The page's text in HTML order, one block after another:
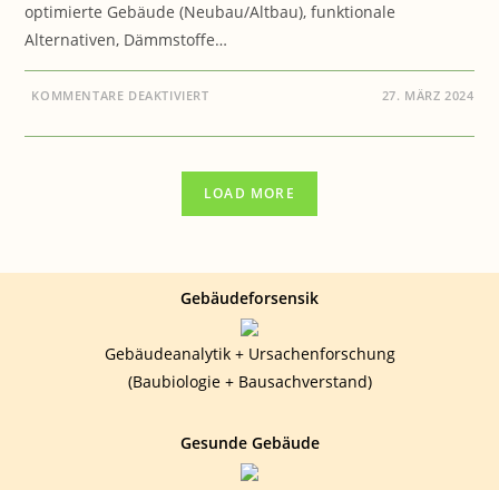
optimierte Gebäude (Neubau/Altbau), funktionale
Alternativen, Dämmstoffe…
KOMMENTARE DEAKTIVIERTFÜR 27. MÄRZ 2024
LOAD MORE
Gebäudeforsensik
Gebäudeanalytik + Ursachenforschung
(Baubiologie + Bausachverstand)
Gesunde Gebäude